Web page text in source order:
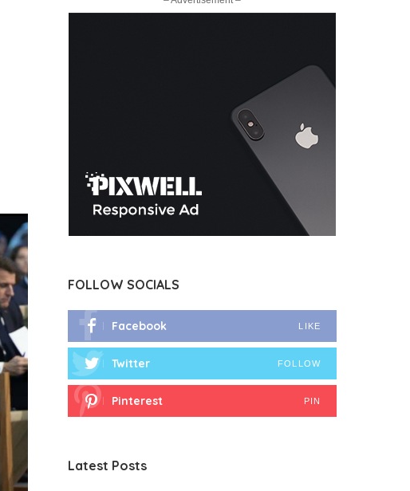
FOLLOW SOCIALS
Facebook LIKE
Twitter FOLLOW
Pinterest PIN
Latest Posts